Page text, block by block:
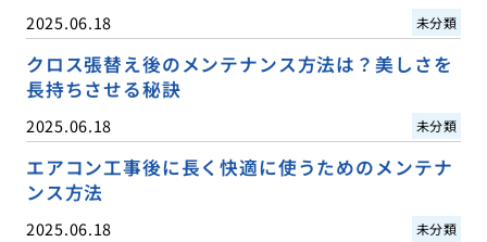
2025.06.18 未分類
クロス張替え後のメンテナンス方法は？美しさを
長持ちさせる秘訣
2025.06.18 未分類
エアコン工事後に長く快適に使うためのメンテナ
ンス方法
2025.06.18 未分類